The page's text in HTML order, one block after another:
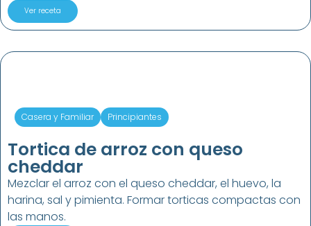
Ver receta
Casera y Familiar Principiantes
Tortica de arroz con queso
cheddar
Mezclar el arroz con el queso cheddar, el huevo, la
harina, sal y pimienta. Formar torticas compactas con
las manos.